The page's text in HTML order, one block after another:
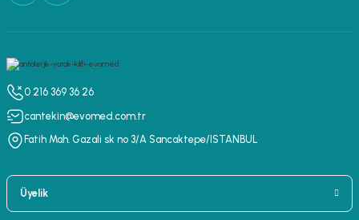
0 216 369 36 26
cantekin@evomed.com.tr
Fatih Mah. Gazali sk no 3/A Sancaktepe/ISTANBUL
Üyelik